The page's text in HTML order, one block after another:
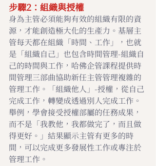
步驟2：組織與授權
身為主管必須能夠有效的組織有限的資
源，才能創造極大化的生產力。基層主
管每天都在組織「時間、工作」，也就
是「組織自己」也包含時間管理-組織自
己的時間與工作，哈佛企管課程提供時
間管理三部曲協助新任主管管理複雜的
管理工作。「組織他人」-授權，從自己
完成工作，轉變成透過別人完成工作。
舉例，學會接受授權部屬的任務成果，
而不是「我教他，我都做完了，而且做
得更好。」結果顯示主管有更多的時
間，可以完成更多發展性工作或專注於
管理工作。